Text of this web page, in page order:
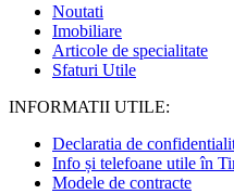
Noutati
Imobiliare
Articole de specialitate
Sfaturi Utile
INFORMATII UTILE:
Declaratia de
Info și telefoane utile în
Modele de contracte